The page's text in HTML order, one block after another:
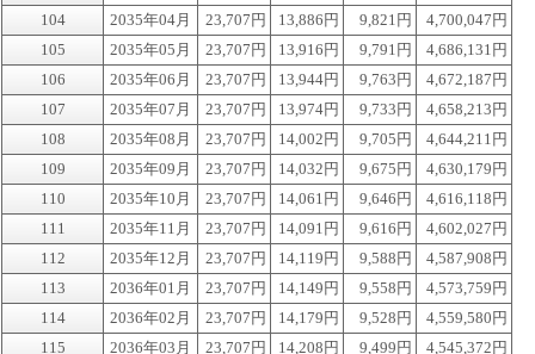
104
2035年04月 23,707円 13,886円 9,821円
4,700,047円
105
2035年05月 23,707円 13,916円 9,791円
4,686,131円
106
2035年06月 23,707円 13,944円 9,763円
4,672,187円
107
2035年07月 23,707円 13,974円 9,733円
4,658,213円
108
2035年08月 23,707円 14,002円 9,705円
4,644,211円
109
2035年09月 23,707円 14,032円 9,675円
4,630,179円
110
2035年10月 23,707円 14,061円 9,646円
4,616,118円
111
2035年11月 23,707円 14,091円 9,616円
4,602,027円
112
2035年12月 23,707円 14,119円 9,588円
4,587,908円
113
2036年01月 23,707円 14,149円 9,558円
4,573,759円
114
2036年02月 23,707円 14,179円 9,528円
4,559,580円
115
2036年03月 23,707円 14,208円 9,499円 4,545,372円